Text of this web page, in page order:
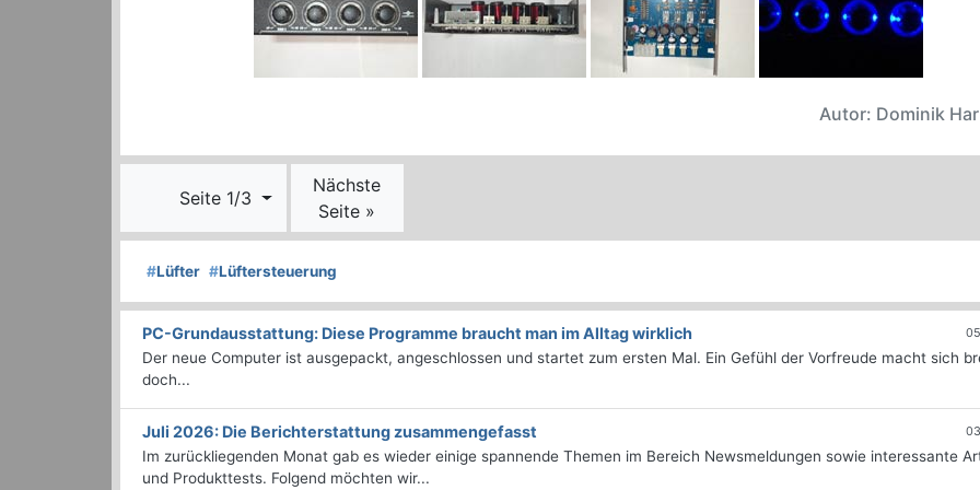
Autor: Dominik
Seite 1/3
Nächste
Seite »
#Lüfter #Lüftersteuerung
PC-Grundausstattung: Diese Programme braucht man im Alltag wirklich
Der neue Computer ist ausgepackt, angeschlossen und startet zum ersten Mal. Ein Gefühl der Vorfreude macht sich
doch...
Juli 2026: Die Bericht­erstattung zusammengefasst
Im zurückliegenden Monat gab es wieder einige spannende Themen im Bereich Newsmeldungen sowie interessante
und Produkttests. Folgend möchten wir...